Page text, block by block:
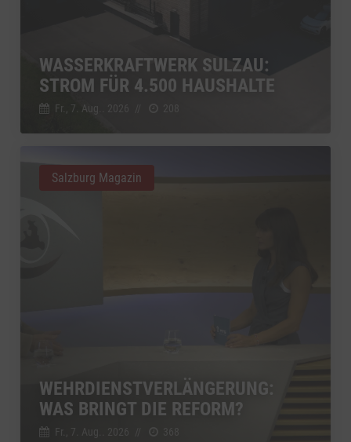
WASSERKRAFTWERK SULZAU:
STROM FÜR 4.500 HAUSHALTE
Fr., 7. Aug.. 2026
WEHRDIENSTVERLÄNGERUNG:
WAS BRINGT DIE REFORM?
Fr., 7. Aug.. 2026
Salzburg Magazin